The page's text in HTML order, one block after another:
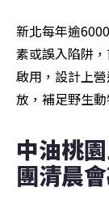
新北每年逾
素或誤入陷阱
啟用，設計上
放，補足野生
中油桃
團清晨